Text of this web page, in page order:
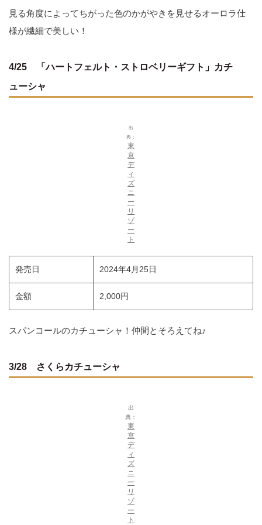
見る角度によってちがった色のかがやきを見せるオーロラ仕
様が繊細で美しい！
4/25 「ハートフェルト・ストロベリーギフト」カチ
ューシャ
出
典：
東
京
デ
ィ
ズ
ニ
ー
リ
ゾ
ー
ト
発売日 2024年4月25日
金額 2,000円
スパンコールのカチューシャ！仲間とそろえてね♪
3/28 さくらカチューシャ
出
典：
東
京
デ
ィ
ズ
ニ
ー
リ
ゾ
ー
ト